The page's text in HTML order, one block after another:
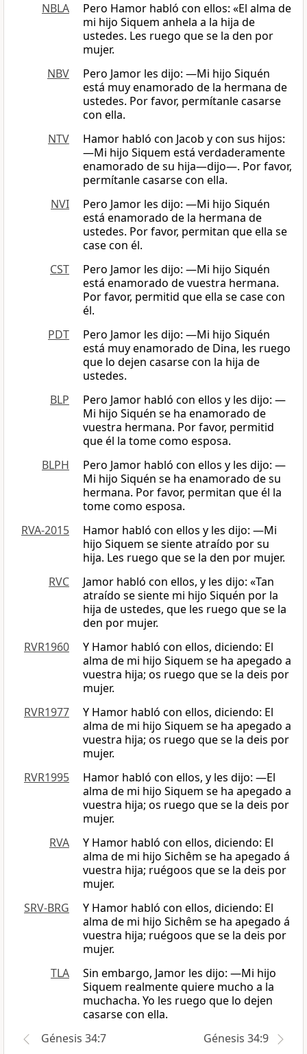
NBLA
Pero Hamor habló con ellos: «El alma de
mi hijo Siquem anhela a la hija de
ustedes. Les ruego que se la den por
mujer.
NBV
Pero Jamor les dijo: ―Mi hijo Siquén
está muy enamorado de la hermana de
ustedes. Por favor, permítanle casarse
con ella.
NTV
Hamor habló con Jacob y con sus hijos:
—Mi hijo Siquem está verdaderamente
enamorado de su hija—dijo—. Por favor,
permítanle casarse con ella.
NVI
Pero Jamor les dijo: —Mi hijo Siquén
está enamorado de la hermana de
ustedes. Por favor, permitan que ella se
case con él.
CST
Pero Jamor les dijo: ―Mi hijo Siquén
está enamorado de vuestra hermana.
Por favor, permitid que ella se case con
él.
PDT
Pero Jamor les dijo: —Mi hijo Siquén
está muy enamorado de Dina, les ruego
que lo dejen casarse con la hija de
ustedes.
BLP
Pero Jamor habló con ellos y les dijo: —
Mi hijo Siquén se ha enamorado de
vuestra hermana. Por favor, permitid
que él la tome como esposa.
BLPH
Pero Jamor habló con ellos y les dijo: —
Mi hijo Siquén se ha enamorado de su
hermana. Por favor, permitan que él la
tome como esposa.
RVA-2015
Hamor habló con ellos y les dijo: —Mi
hijo Siquem se siente atraído por su
hija. Les ruego que se la den por mujer.
RVC
Jamor habló con ellos, y les dijo: «Tan
atraído se siente mi hijo Siquén por la
hija de ustedes, que les ruego que se la
den por mujer.
RVR1960
Y Hamor habló con ellos, diciendo: El
alma de mi hijo Siquem se ha apegado a
vuestra hija; os ruego que se la deis por
mujer.
RVR1977
Y Hamor habló con ellos, diciendo: El
alma de mi hijo Siquem se ha apegado a
vuestra hija; os ruego que se la deis por
mujer.
RVR1995
Hamor habló con ellos, y les dijo: —El
alma de mi hijo Siquem se ha apegado a
vuestra hija; os ruego que se la deis por
mujer.
RVA
Y Hamor habló con ellos, diciendo: El
alma de mi hijo Sichêm se ha apegado á
vuestra hija; ruégoos que se la deis por
mujer.
SRV-BRG
Y Hamor habló con ellos, diciendo: El
alma de mi hijo Sichêm se ha apegado á
vuestra hija; ruégoos que se la deis por
mujer.
TLA
Sin embargo, Jamor les dijo: —Mi hijo
Siquem realmente quiere mucho a la
muchacha. Yo les ruego que lo dejen
casarse con ella.
Génesis 34:7
Génesis 34:9